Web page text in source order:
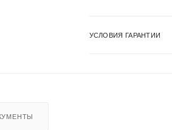
УСЛОВИЯ ГАРАНТИИ